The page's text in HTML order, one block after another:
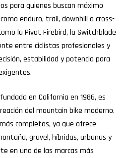
para quienes buscan máximo
enduro, trail, downhill o cross-
la Pivot Firebird, la Switchblade
entre ciclistas profesionales y
estabilidad y potencia para
en California en 1986, es
del mountain bike moderno.
completos, ya que ofrece
gravel, híbridas, urbanas y
en una de las marcas más